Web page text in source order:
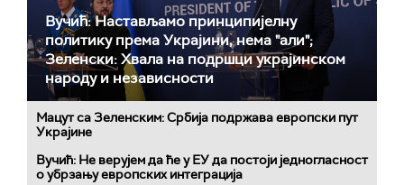
Вучић: Настављамо принципијелну
политику према Украјини, нема "али";
Зеленски: Хвала на подршци украјинском
народу и независности
Мацут са Зеленским: Србија подржава европски пут
Украјине
Вучић: Не верујем да ће у ЕУ да постоји једногласност
о убрзању европских интеграција